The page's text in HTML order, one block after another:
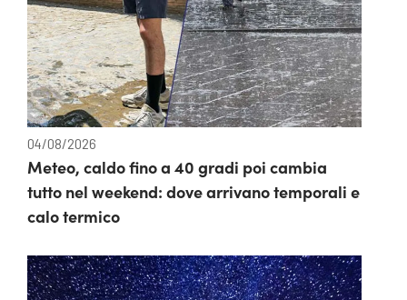
04/08/2026
Meteo, caldo fino a 40 gradi poi cambia
tutto nel weekend: dove arrivano temporali e
calo termico